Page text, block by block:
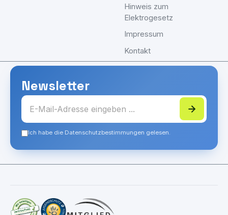
Hinweis zum
Elektrogesetz
Impressum
Kontakt
Newsletter
Ich habe die Datenschutzbestimmungen gelesen.